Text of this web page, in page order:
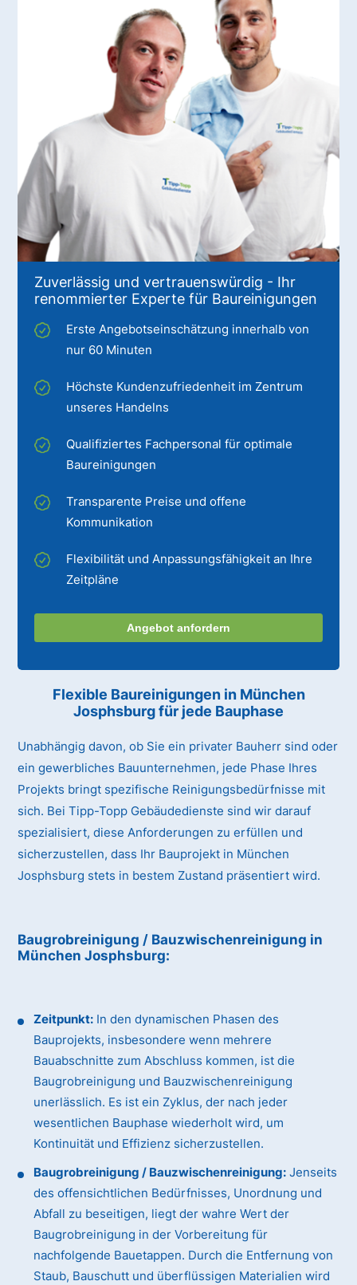
Zuverlässig und vertrauenswürdig - Ihr
renommierter Experte für Baureinigungen
Erste Angebotseinschätzung innerhalb von
nur 60 Minuten
Höchste Kundenzufriedenheit im Zentrum
unseres Handelns
Qualifiziertes Fachpersonal für optimale
Baureinigungen
Transparente Preise und offene
Kommunikation
Flexibilität und Anpassungsfähigkeit an Ihre
Zeitpläne
Angebot anfordern
Flexible Baureinigungen in München
Josphsburgfür jede Bauphase
Unabhängig davon, ob Sie ein privater Bauherr sind oder
ein gewerbliches Bauunternehmen, jede Phase Ihres
Projekts bringt spezifische Reinigungsbedürfnisse mit
sich. Bei Tipp-Topp Gebäudedienste sind wir darauf
spezialisiert, diese Anforderungen zu erfüllen und
sicherzustellen, dass Ihr Bauprojekt in München
Josphsburg stets in bestem Zustand präsentiert wird.
Baugrobreinigung / Bauzwischenreinigung in
München Josphsburg:
Zeitpunkt: In den dynamischen Phasen des
Bauprojekts, insbesondere wenn mehrere
Bauabschnitte zum Abschluss kommen, ist die
Baugrobreinigung und Bauzwischenreinigung
unerlässlich. Es ist ein Zyklus, der nach jeder
wesentlichen Bauphase wiederholt wird, um
Kontinuität und Effizienz sicherzustellen.
Baugrobreinigung / Bauzwischenreinigung: Jenseits
des offensichtlichen Bedürfnisses, Unordnung und
Abfall zu beseitigen, liegt der wahre Wert der
Baugrobreinigung in der Vorbereitung für
nachfolgende Bauetappen. Durch die Entfernung von
Staub, Bauschutt und überflüssigen Materialien wird